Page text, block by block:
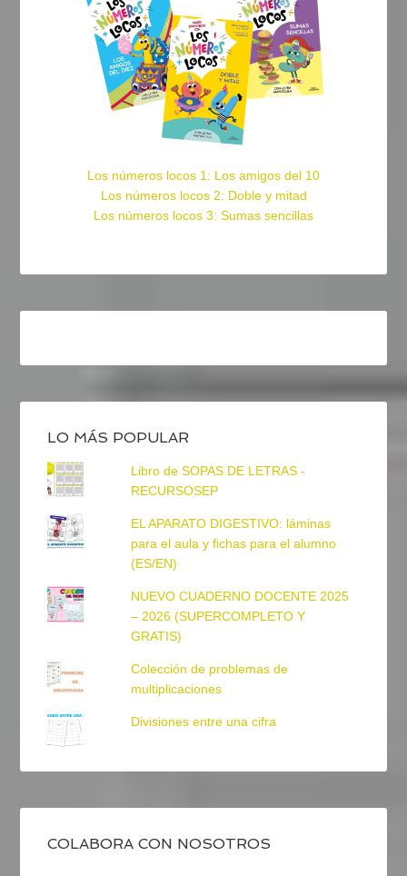
Los números locos 1: Los amigos del 10
Los números locos 2: Doble y mitad
Los números locos 3: Sumas sencillas
LO MÁS POPULAR
Libro de SOPAS DE LETRAS -
RECURSOSEP
EL APARATO DIGESTIVO: láminas
para el aula y fichas para el alumno
(ES/EN)
NUEVO CUADERNO DOCENTE 2025
– 2026 (SUPERCOMPLETO Y
GRATIS)
Colección de problemas de
multiplicaciones
Divisiones entre una cifra
COLABORA CON NOSOTROS